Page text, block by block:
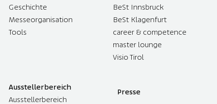
Geschichte
Messeorganisation
Tools
BeSt Innsbruck
BeSt Klagenfurt
career & competence
master lounge
Visio Tirol
Ausstellerbereich
Ausstellerbereich
Presse